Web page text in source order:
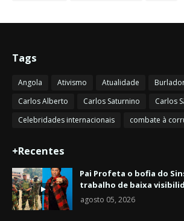
Tags
Angola Ativismo Atualidade
Carlos Alberto
Carlos Saturnino
Carlos
Celebridades internacionais
combate à
+Recentes
Pai Profeta o bofia do
trabalho de baixa
agosto 05, 2026